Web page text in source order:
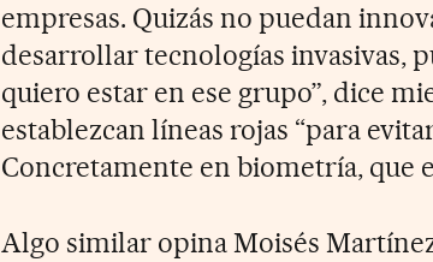
empresas. Quizás no puedan
desarrollar tecnologías invasivas,
quiero estar en ese grupo”, dice
establezcan líneas rojas “para
Concretamente en biometría, que
Algo similar opina Moisés